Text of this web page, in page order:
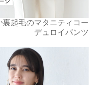
起毛のマタニティコー
デュロイパンツ